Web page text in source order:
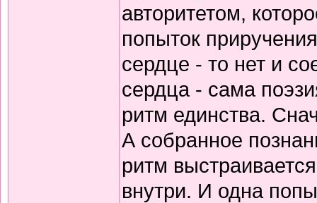
авторитетом,
попыток
сердце - то нет и
сердца - сама
ритм единства.
А собранное
ритм
внутри. И одна